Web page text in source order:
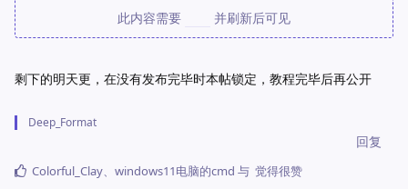
此内容需要 并刷新后可见
剩下的明天更，在没有发布完毕时本帖锁定，教程完毕后再公开
Deep_Format
回复
Colorful_Clay、 windows11电脑的cmd 与 觉得很赞